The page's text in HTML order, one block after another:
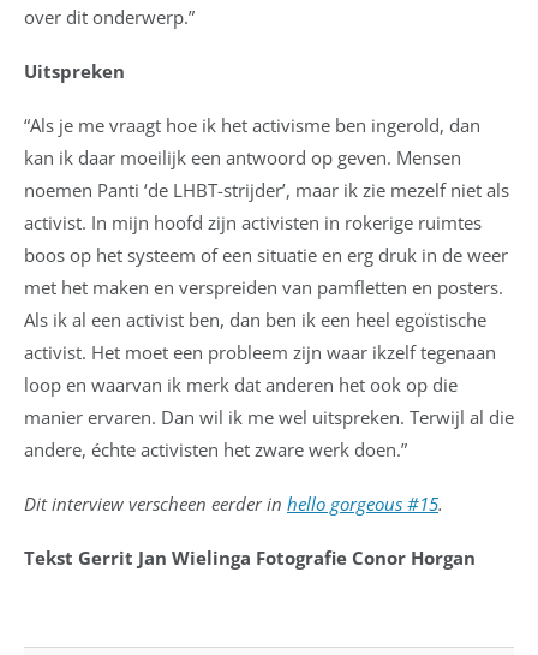
over dit onderwerp.”
Uitspreken
“Als je me vraagt hoe ik het activisme ben ingerold, dan
kan ik daar moeilijk een antwoord op geven. Mensen
noemen Panti ‘de LHBT-strijder’, maar ik zie mezelf niet als
activist. In mijn hoofd zijn activisten in rokerige ruimtes
boos op het systeem of een situatie en erg druk in de weer
met het maken en verspreiden van pamfletten en posters.
Als ik al een activist ben, dan ben ik een heel egoïstische
activist. Het moet een probleem zijn waar ikzelf tegenaan
loop en waarvan ik merk dat anderen het ook op die
manier ervaren. Dan wil ik me wel uitspreken. Terwijl al die
andere, échte activisten het zware werk doen.”
Dit interview verscheen eerder in hello gorgeous #15.
Tekst Gerrit Jan Wielinga Fotografie Conor Horgan